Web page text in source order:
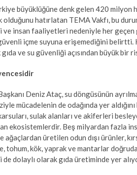
büyüklüğüne denk gelen 420 milyon
olduğunu hatırlatan TEMA Vakfı, bu
insan faaliyetleri nedeniyle her geçen
içme suyuna erişemediğini belirtti.
gıda ve su güvenliği açısından büyük
Deniz Ataç, su döngüsünün
mücadelenin de odağında yer
sulak alanları ve akiferleri
ekosistemlerdir. Beş milyardan fazla
ağaçlardan üretilen odun dışı ürünler,
tohum, kök, yaprak ve mantarlar
dolaylı olarak gıda üretiminde yer